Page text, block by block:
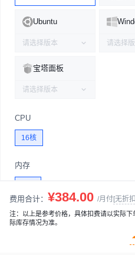
Ubuntu
请选择版本 请选择
宝塔面板
请选择版本
CPU
16核
内存
带宽
费用合计： ¥384.00 /月付[无折
注：以上是参考价格，具体扣费请以实际下
际库存情况为准。